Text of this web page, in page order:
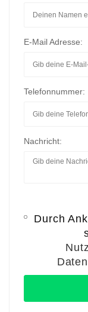
E-Mail Adresse:
Telefonnummer:
Nachricht:
Durch